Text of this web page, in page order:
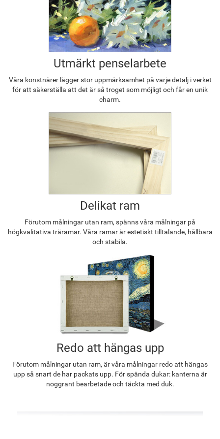
Utmärkt penselarbete
Våra konstnärer lägger stor uppmärksamhet på varje detalj i verket
för att säkerställa att det är så troget som möjligt och får en unik
charm.
Delikat ram
Förutom målningar utan ram, spänns våra målningar på
högkvalitativa träramar. Våra ramar är estetiskt tilltalande, hållbara
och stabila.
Redo att hängas upp
Förutom målningar utan ram, är våra målningar redo att hängas
upp så snart de har packats upp. För spända dukar: kanterna är
noggrant bearbetade och täckta med duk.